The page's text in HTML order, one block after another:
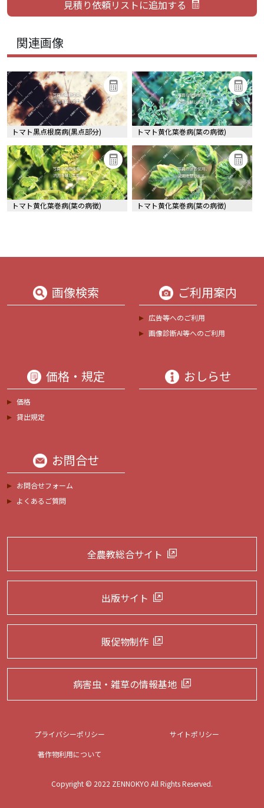
関連画像
トマト黒点根腐病(黒点部分) トマト黄化葉巻病(葉の病徴)
トマト黄化葉巻病(葉の病徴) トマト黄化葉巻病(葉の病徴)
画像検索 ご利用案内
広告等へのご利用
画像診断AI等へのご利用
価格・規定
価格
貸出規定
おしらせ
お問合せ
お問合せフォーム
よくあるご質問
全農教総合サイト
出版サイト
販促物制作
病害虫・雑草の情報基地
プライバシーポリシー
サイトポリシー
著作物利用について
Copyright © 2022 ZENNOKYO All Rights Reserved.